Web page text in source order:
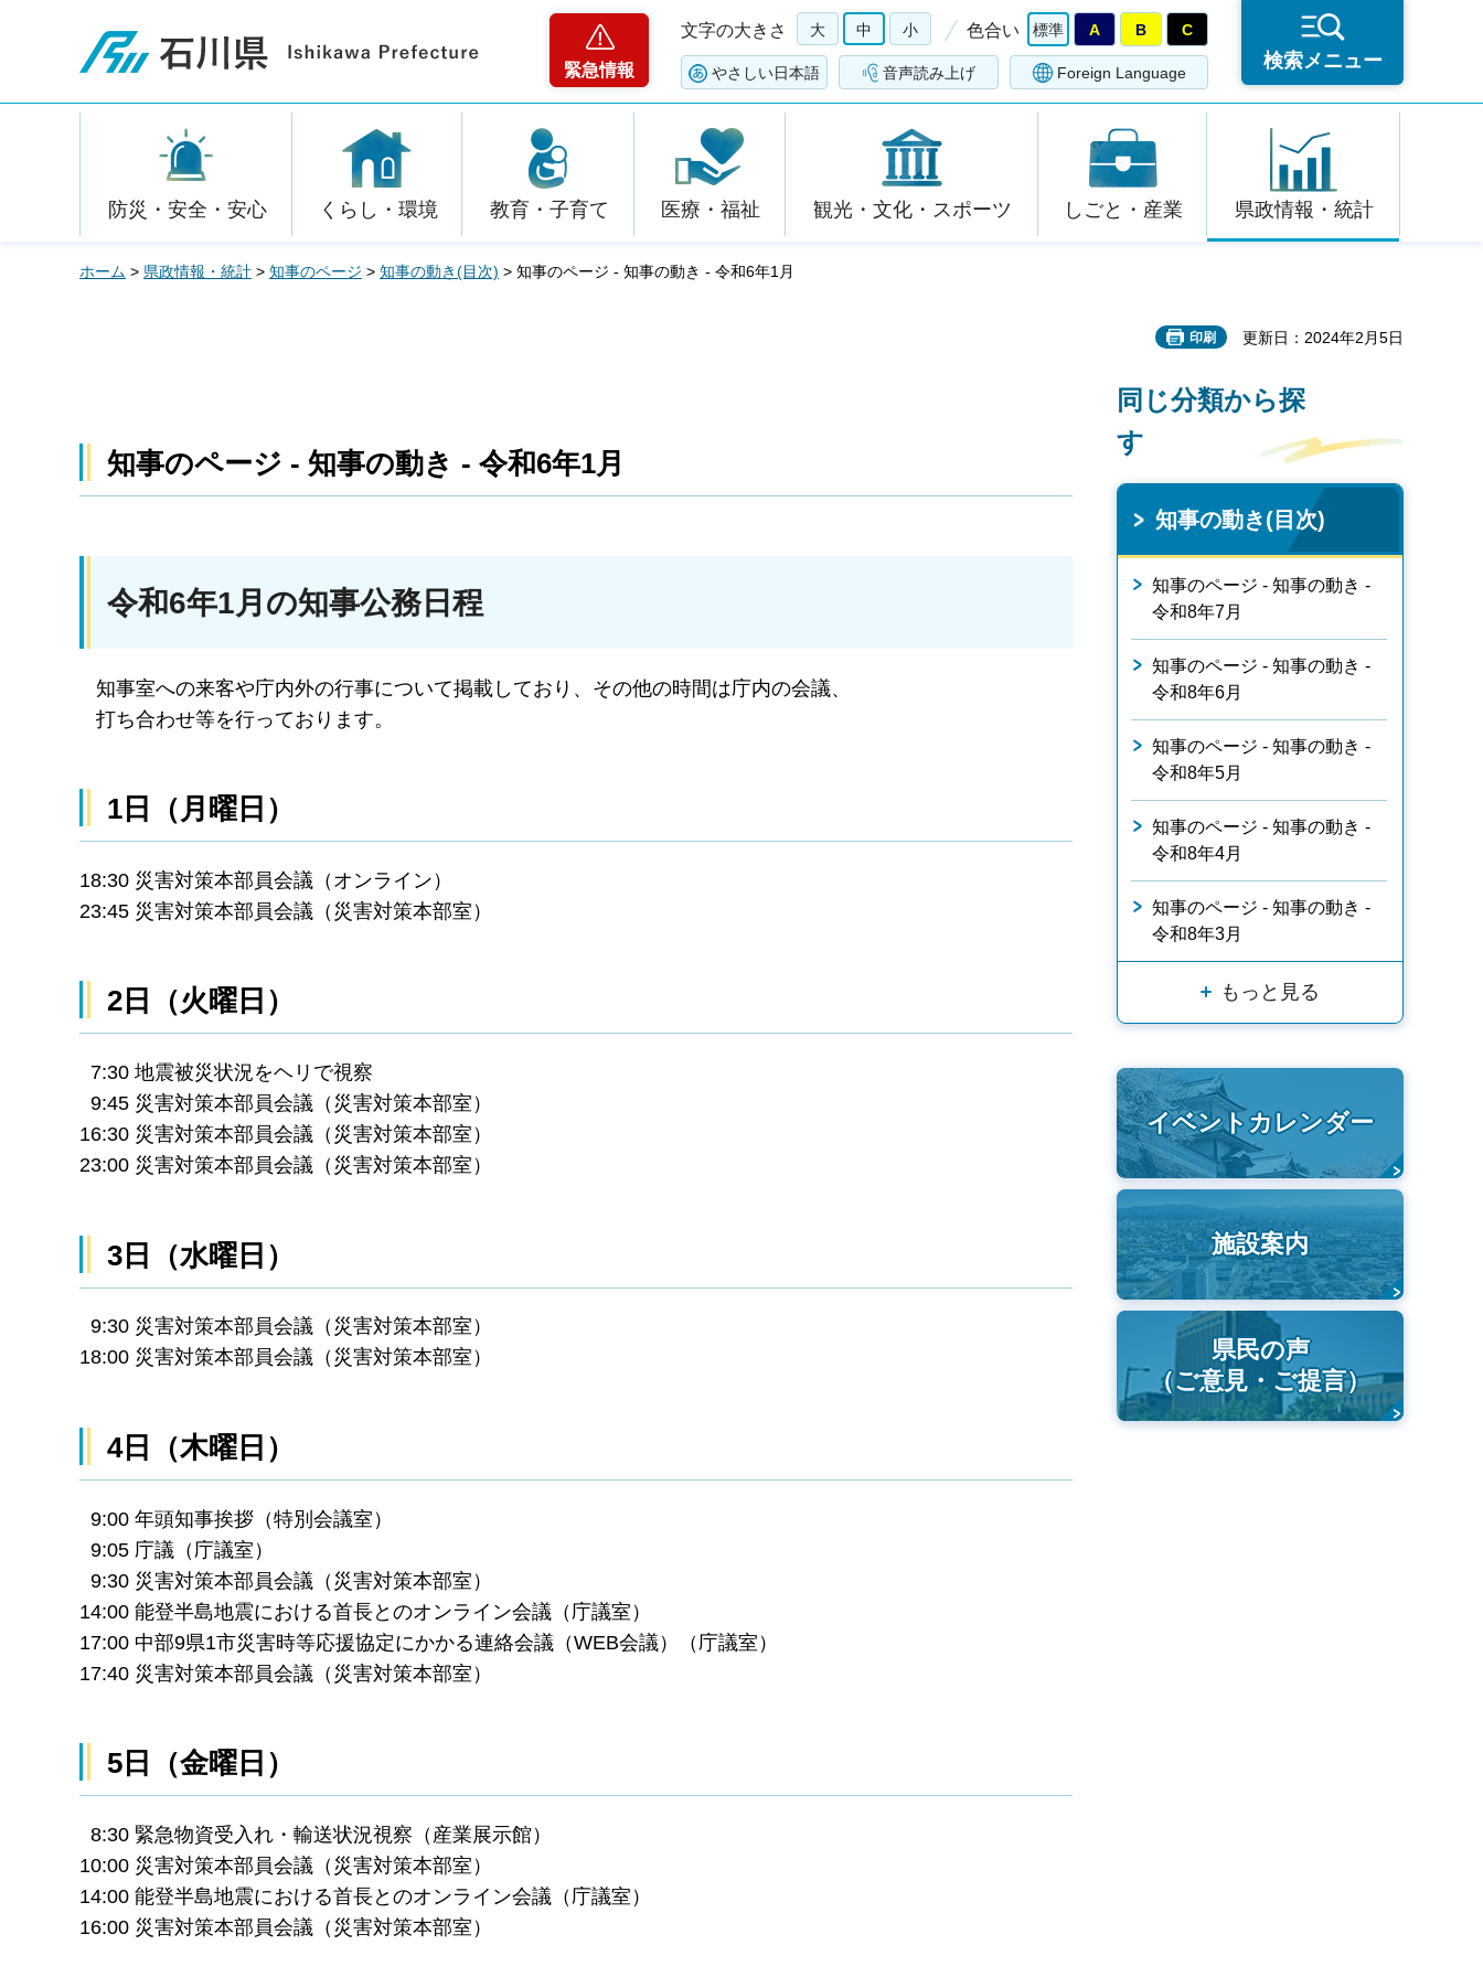
石川県
緊急情報
文字の大きさ 大 中 小 色合い 標準 A B C
やさしい日本語 音声読み上げ Foreign Language
検索メニュー
防災・安全・安心 くらし・環境 教育・子育て 医療・福祉 観光・文化・スポーツ しごと・産業 県政情報・統計
ホーム > 県政情報・統計 > 知事のページ > 知事の動き(目次) > 知事のページ - 知事の動き - 令和6年1月
印刷 更新日：2024年2月5日
知事のページ - 知事の動き - 令和6年1月
令和6年1月の知事公務日程
知事室への来客や庁内外の行事について掲載しており、その他の時間は庁内の会議、
打ち合わせ等を行っております。
1日（月曜日）
18:30 災害対策本部員会議（オンライン）
23:45 災害対策本部員会議（災害対策本部室）
2日（火曜日）
7:30 地震被災状況をヘリで視察
9:45 災害対策本部員会議（災害対策本部室）
16:30 災害対策本部員会議（災害対策本部室）
23:00 災害対策本部員会議（災害対策本部室）
3日（水曜日）
9:30 災害対策本部員会議（災害対策本部室）
18:00 災害対策本部員会議（災害対策本部室）
4日（木曜日）
9:00 年頭知事挨拶（特別会議室）
9:05 庁議（庁議室）
9:30 災害対策本部員会議（災害対策本部室）
14:00 能登半島地震における首長とのオンライン会議（庁議室）
17:00 中部9県1市災害時等応援協定にかかる連絡会議（WEB会議）（庁議室）
17:40 災害対策本部員会議（災害対策本部室）
5日（金曜日）
8:30 緊急物資受入れ・輸送状況視察（産業展示館）
10:00 災害対策本部員会議（災害対策本部室）
14:00 能登半島地震における首長とのオンライン会議（庁議室）
16:00 災害対策本部員会議（災害対策本部室）
同じ分類から探
す
知事の動き(目次)
知事のページ - 知事の動き -
令和8年7月
知事のページ - 知事の動き -
令和8年6月
知事のページ - 知事の動き -
令和8年5月
知事のページ - 知事の動き -
令和8年4月
知事のページ - 知事の動き -
令和8年3月
もっと見る
イベントカレンダー
施設案内
県民の声
（ご意見・ご提言）